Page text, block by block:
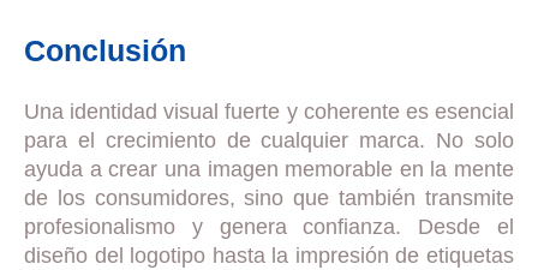
Conclusión
Una identidad visual fuerte y coherente es esencial
para el crecimiento de cualquier marca. No solo
ayuda a crear una imagen memorable en la mente
de los consumidores, sino que también transmite
profesionalismo y genera confianza. Desde el
diseño del logotipo hasta la impresión de etiquetas